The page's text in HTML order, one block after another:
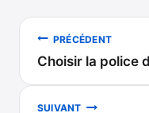
Navigation
de
PRÉCÉDENT
Choisir la police
SUIVANT